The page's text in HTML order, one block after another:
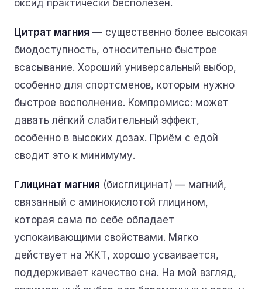
оксид практически бесполезен.
Цитрат магния — существенно более высокая
биодоступность, относительно быстрое
всасывание. Хороший универсальный выбор,
особенно для спортсменов, которым нужно
быстрое восполнение. Компромисс: может
давать лёгкий слабительный эффект,
особенно в высоких дозах. Приём с едой
сводит это к минимуму.
Глицинат магния (бисглицинат) — магний,
связанный с аминокислотой глицином,
которая сама по себе обладает
успокаивающими свойствами. Мягко
действует на ЖКТ, хорошо усваивается,
поддерживает качество сна. На мой взгляд,